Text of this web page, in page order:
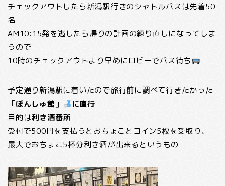
チェックアウトしたら新潟駅行きのシャトルバスは先着50
名
AM10:15発を逃したら帰りの計画の練り直しになってしま
うので
10時のチェックアウトより早めにロビーでバス待ち
予定通り新潟駅に着いたので旅行前に調べて行きたかった
「ぽんしゅ館」
に直行
目的は利き酒番所
受付で500円を支払うとおちょことコイン5枚を受取り、
最大でおちょこ5杯分利き酒が出来るというもの